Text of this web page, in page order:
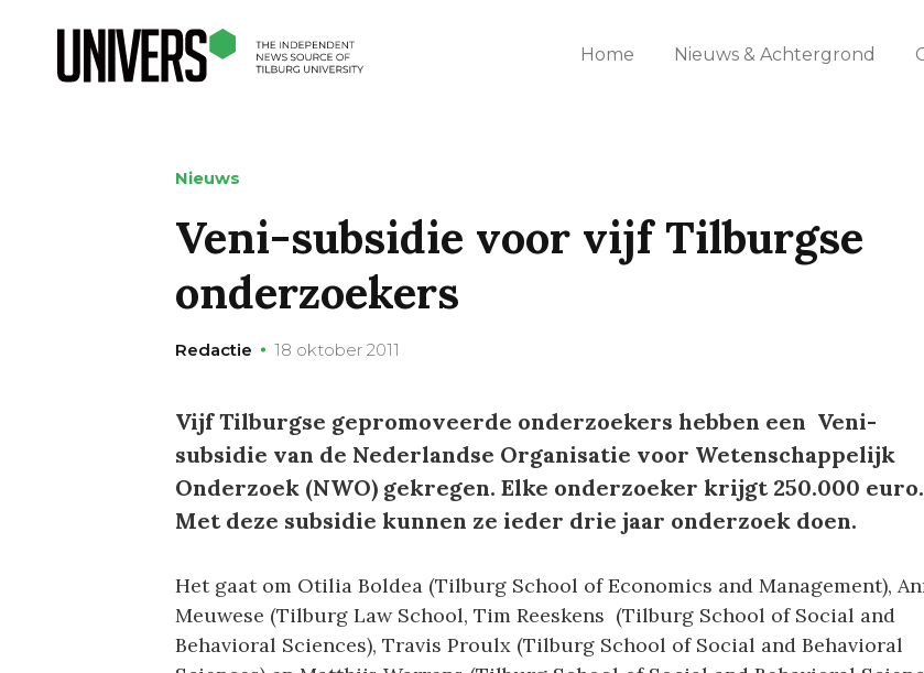
Home Nieuws & Achtergrond
Nieuws
Veni-subsidie voor vijf Tilburgse
onderzoekers
Redactie 18 oktober 2011
Vijf Tilburgse gepromoveerde onderzoekers hebben een Veni-
subsidie van de Nederlandse Organisatie voor Wetenschappelijk
Onderzoek (NWO) gekregen. Elke onderzoeker krijgt 250.000 euro.
Met deze subsidie kunnen ze ieder drie jaar onderzoek doen.
Het gaat om Otilia Boldea (Tilburg School of Economics and Management),
Meuwese (Tilburg Law School, Tim Reeskens (Tilburg School of Social and
Behavioral Sciences), Travis Proulx (Tilburg School of Social and Behavioral